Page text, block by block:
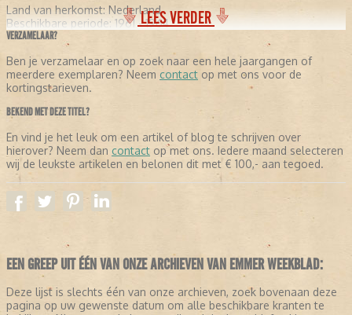
Land van herkomst: Nederland
Beschikbare periode: 1961 - 1964
LEES VERDER
VERZAMELAAR?
Ben je verzamelaar en op zoek naar een hele jaargangen of
meerdere exemplaren? Neem contact op met ons voor de
kortingstarieven.
BEKEND MET DEZE TITEL?
En vind je het leuk om een artikel of blog te schrijven over
hierover? Neem dan contact op met ons. Iedere maand selecteren
wij de leukste artikelen en belonen dit met € 100,- aan tegoed.
EEN GREEP UIT ÉÉN VAN ONZE ARCHIEVEN VAN EMMER WEEKBLAD:
Deze lijst is slechts één van onze archieven, zoek bovenaan deze
pagina op uw gewenste datum om alle beschikbare kranten te